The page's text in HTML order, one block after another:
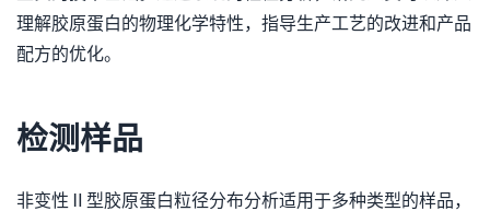
理解胶原蛋白的物理化学特性，指导生产工艺的改进和产品
配方的优化。
检测样品
非变性Ⅱ型胶原蛋白粒径分布分析适用于多种类型的样品，